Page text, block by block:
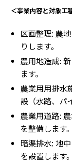
＜事業内容と対象工
区画整理: 農
りします。
農用地造成:
ます。
農業用用排水
設（水路、パ
農業用道路:
を整備します。
暗渠排水: 地
を設置します。